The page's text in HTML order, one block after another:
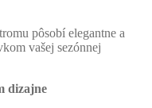
pôsobí elegantne a
vašej sezónnej
dizajne